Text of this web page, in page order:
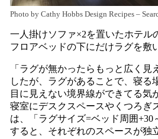
Photo by Cathy Hobbs Design Recipes–
一人掛けソファ×2を置いたホテル
フロアベッドの下にだけラグを敷
「ラグが無かったらもっと広く見
したが、ラグがあることで、寝る
目に見えない境界線ができてる気
寝室にデスクスペースやくつろぎ
は、「ラグサイズ=ベッド周囲+30
すると、それぞれのスペースが独